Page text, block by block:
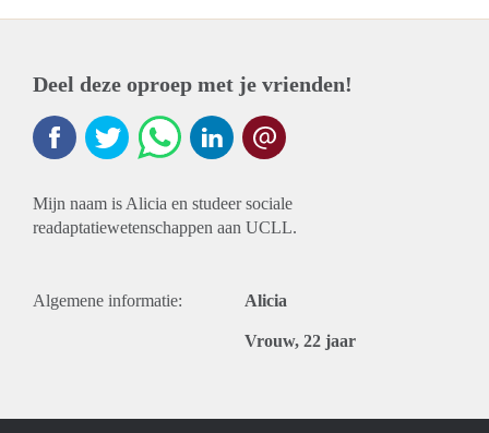
Deel deze oproep met je vrienden!
Mijn naam is Alicia en studeer sociale
readaptatiewetenschappen aan UCLL.
Algemene informatie: Alicia
Vrouw, 22 jaar